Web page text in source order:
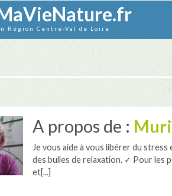
Région Centre-Val de Loire
A propos de :
Je vous aide à vous libérer du
des bulles de relaxation. ✓ Pour les
et[...]